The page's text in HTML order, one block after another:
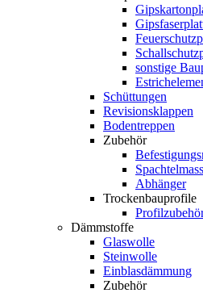
sonstige
Schüttungen
Revisionsklappen
Bodentreppen
Zubehör
Abhänger
Trockenbauprofile
Dämmstoffe
Glaswolle
Steinwolle
Einblasdämmung
Zubehör